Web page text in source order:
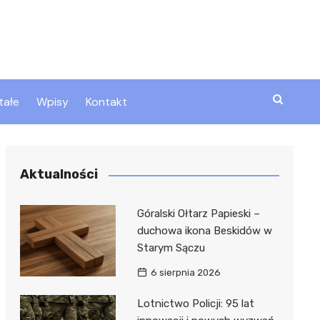
Wpisy Kontakt
Aktualności
Góralski Ołtarz Papieski –
duchowa ikona Beskidów w
Starym Sączu
6 sierpnia 2026
Lotnictwo Policji: 95 lat